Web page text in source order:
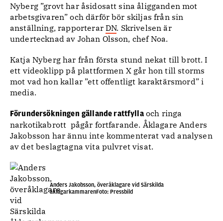
Nyberg ”grovt har åsidosatt sina åligganden mot
arbetsgivaren” och därför bör skiljas från sin
anställning, rapporterarDN. Skrivelsen är
undertecknad av Johan Olsson, chef Noa.
Katja Nyberg har från första stund nekat till brott. I
ett videoklipp på plattformen X går hon till storms
mot vad hon kallar ”ett offentligt karaktärsmord” i
media.
Förundersökningen gällande rattfyllaoch ringa
narkotikabrott pågår fortfarande. Åklagare Anders
Jakobsson har ännu inte kommenterat vad analysen
av det beslagtagna vita pulvret visat.
Anders Jakobsson, överåklagare vid Särskilda
åklagarkammarenFoto: Pressbild